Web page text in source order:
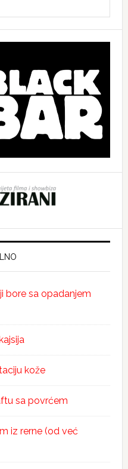
bore sa opadanjem
kože
sa povrćem
iz rerne (od već